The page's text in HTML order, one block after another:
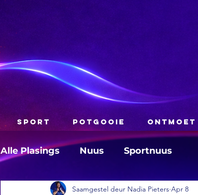
SPORT POTGOOIE
Alle Plasings Nuus Sportnuus
Saamgestel deur Nadia Pieters Apr 8